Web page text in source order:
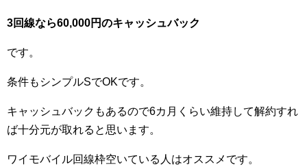
3回線なら60,000円のキャッシュバック
です。
条件もシンプルSでOKです。
キャッシュバックもあるので6カ月くらい維持して解約すれ
ば十分元が取れると思います。
ワイモバイル回線枠空いている人はオススメです。